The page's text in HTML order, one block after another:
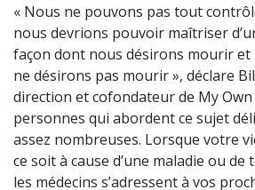
« Nous ne pouvons pas tout
nous devrions pouvoir maîtriser
façon dont nous désirons mourir et
ne désirons pas mourir », déclare
direction et cofondateur de My Own
personnes qui abordent ce sujet
assez nombreuses. Lorsque votre
ce soit à cause d’une maladie ou
les médecins s’adressent à vos